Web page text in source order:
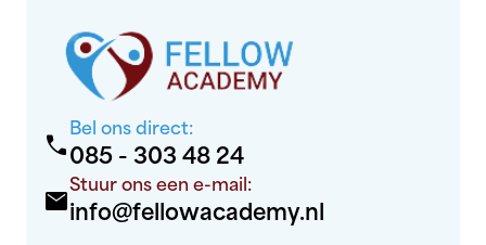
call Bel ons direct:
085 - 303 48 24
mailStuur ons een e-mail:
info@fellowacademy.nl